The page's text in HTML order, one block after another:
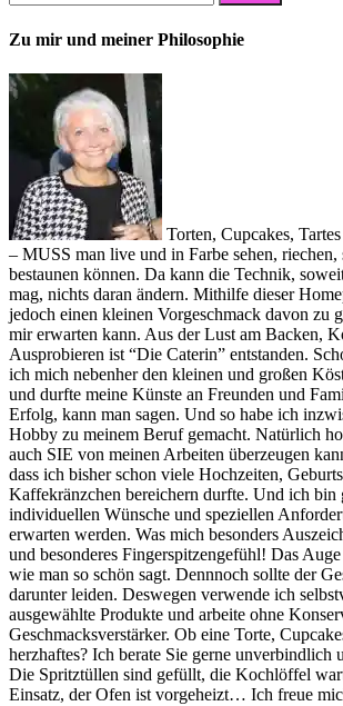
Zu mir und meiner Philosophie
Torten, Cupcakes,
– MUSS man live und in Farbe sehen, riechen,
bestaunen können. Da kann die Technik,
mag, nichts daran ändern. Mithilfe dieser
jedoch einen kleinen Vorgeschmack davon zu
mir erwarten kann. Aus der Lust am Backen,
Ausprobieren ist “Die Caterin” entstanden.
ich mich nebenher den kleinen und großen
und durfte meine Künste an Freunden und
Erfolg, kann man sagen. Und so habe ich
Hobby zu meinem Beruf gemacht. Natürlich
auch SIE von meinen Arbeiten überzeugen
dass ich bisher schon viele Hochzeiten,
Kaffekränzchen bereichern durfte. Und ich bin
individuellen Wünsche und speziellen
erwarten werden. Was mich besonders
und besonderes Fingerspitzengefühl! Das
wie man so schön sagt. Dennnoch sollte der
darunter leiden. Deswegen verwende ich
ausgewählte Produkte und arbeite ohne
Geschmacksverstärker. Ob eine Torte,
herzhaftes? Ich berate Sie gerne unverbindlich
Die Spritztüllen sind gefüllt, die Kochlöffel
Einsatz, der Ofen ist vorgeheizt… Ich freue